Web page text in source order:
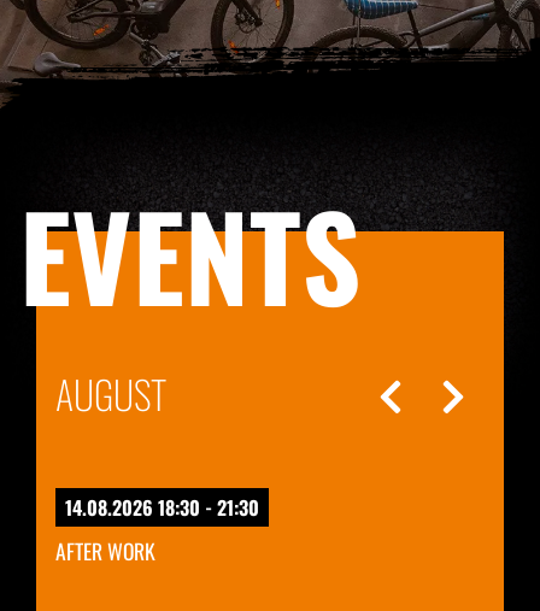
EVENTS
AUGUST
14.08.2026 18:30 - 21:30
AFTER WORK